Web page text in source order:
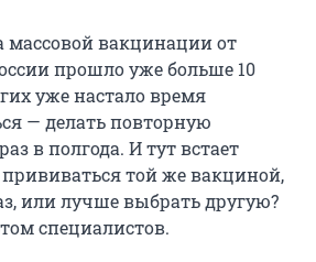
массовой вакцинации от
прошло уже больше 10
уже настало время
— делать повторную
в полгода. И тут встает
той же вакциной,
или лучше выбрать другую?
специалистов.